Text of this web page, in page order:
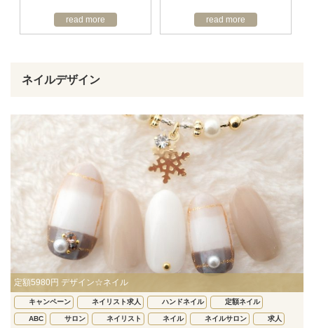
read more read more
ネイルデザイン
定額5980円 デザイン☆ネイル
キャンペーン ネイリスト求人 ハンドネイル 定額ネイル
ABC サロン ネイリスト ネイル ネイルサロン 求人